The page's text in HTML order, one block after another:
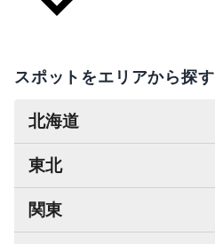
スポットをエリアから探す
北海道
東北
関東